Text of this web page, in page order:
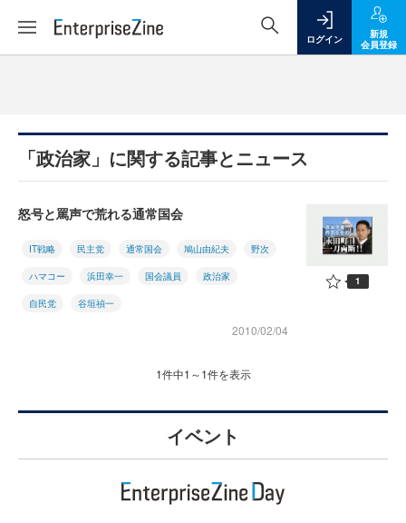
ログイン
新規
会員登録
「政治家」に関する記事とニュース
怒号と罵声で荒れる通常国会
IT戦略 民主党 通常国会 鳩山由紀夫 野次
ハマコー 浜田幸一 国会議員 政治家
自民党 谷垣禎一
2010/02/04
1
1件中1～1件を表示
イベント